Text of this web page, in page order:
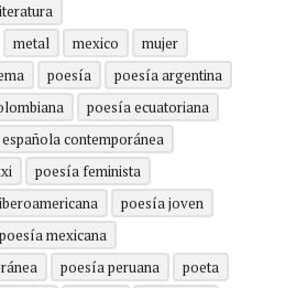
metal mexico
mujer
poesía
poesía argentina
poesía ecuatoriana
contemporánea
poesía feminista
poesía joven
poesía mexicana
poesía peruana
poeta